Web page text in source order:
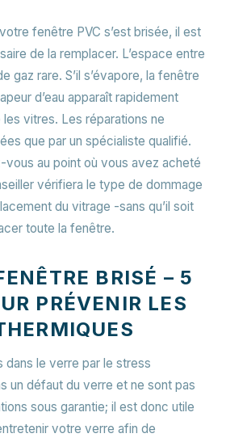
fenêtre PVC s’est brisée, il est
de la remplacer. L’espace entre
gaz rare. S’il s’évapore, la fenêtre
d’eau apparaît rapidement
vitres. Les réparations ne
que par un spécialiste qualifié.
vous au point où vous avez acheté
vérifiera le type de dommage
du vitrage -sans qu’il soit
toute la fenêtre.
BRISÉ – 5
PRÉVENIR LES
dans le verre par le stress
un défaut du verre et ne sont pas
sous garantie; il est donc utile
votre verre afin de